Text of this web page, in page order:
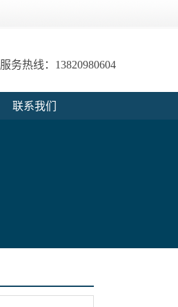
服务热线：13820980604
联系我们